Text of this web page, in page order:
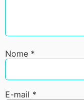
Nome *
E-mail *